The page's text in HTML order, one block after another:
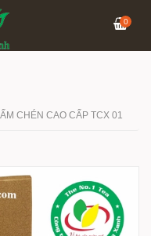
0
CHÉN CAO CẤP TCX 01